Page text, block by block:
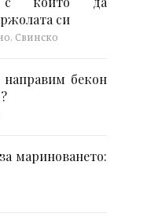
си
Свинско
бекон
мариноването: